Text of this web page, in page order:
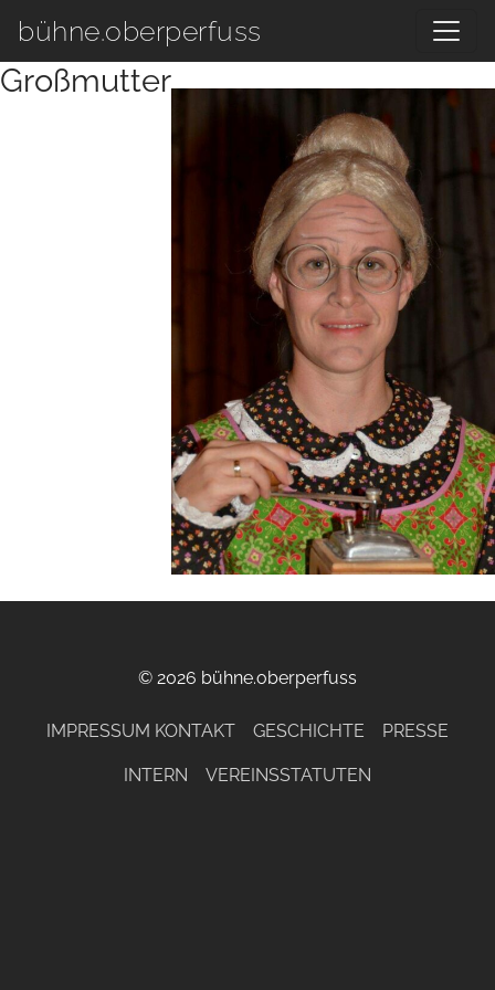
bühne.oberperfuss
Großmutter
© 2026 bühne.oberperfuss
IMPRESSUM KONTAKT GESCHICHTE PRESSE
INTERN VEREINSSTATUTEN